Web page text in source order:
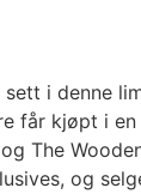
i denne
får kjøpt i
The
og